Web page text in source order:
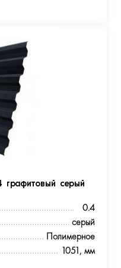
серый
0.4
серый
Полимерное
1051, мм